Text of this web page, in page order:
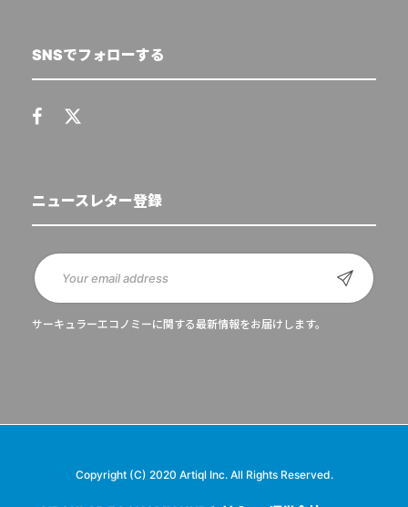
SNSでフォローする
ニュースレター登録
サーキュラーエコノミーに関する最新情報をお届けします。
Copyright (C) 2020 Artiql Inc. All Rights Reserved.